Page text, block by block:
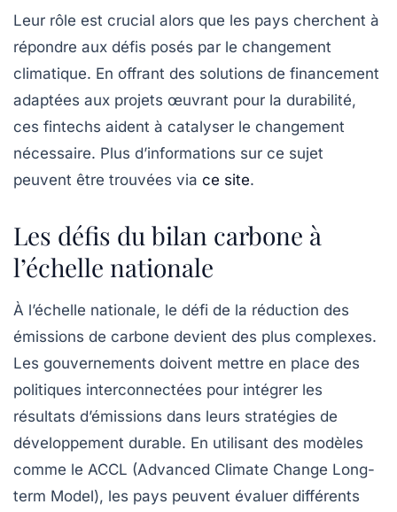
Leur rôle est crucial alors que les pays cherchent à
répondre aux défis posés par le changement
climatique. En offrant des solutions de financement
adaptées aux projets œuvrant pour la durabilité,
ces fintechs aident à catalyser le changement
nécessaire. Plus d’informations sur ce sujet
peuvent être trouvées via ce site.
Les défis du bilan carbone à
l’échelle nationale
À l’échelle nationale, le défi de la réduction des
émissions de carbone devient des plus complexes.
Les gouvernements doivent mettre en place des
politiques interconnectées pour intégrer les
résultats d’émissions dans leurs stratégies de
développement durable. En utilisant des modèles
comme le ACCL (Advanced Climate Change Long-
term Model), les pays peuvent évaluer différents